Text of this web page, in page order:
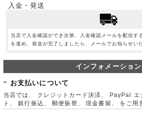
入金・発送
当店で入金確認ができ次第、入金確認メールを配信す
を進め、発送が完了しましたら、メールでお知らせい
インフォメーション
お支払いについて
当店では、 クレジットカード決済、 PayPal エ
ト、 銀行振込、 郵便振替、 現金書留、 をご用